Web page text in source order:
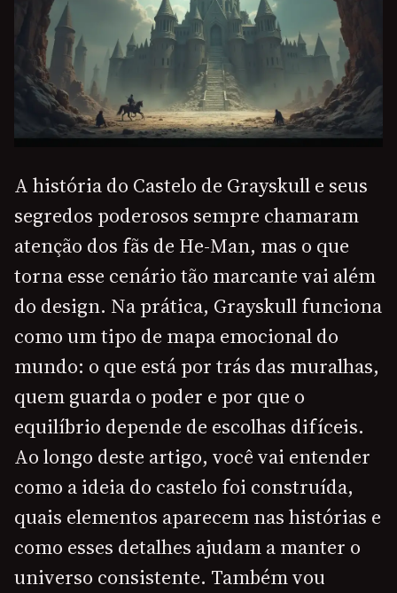
A história do Castelo de Grayskull e seus
segredos poderosos sempre chamaram
atenção dos fãs de He-Man, mas o que
torna esse cenário tão marcante vai além
do design. Na prática, Grayskull funciona
como um tipo de mapa emocional do
mundo: o que está por trás das muralhas,
quem guarda o poder e por que o
equilíbrio depende de escolhas difíceis.
Ao longo deste artigo, você vai entender
como a ideia do castelo foi construída,
quais elementos aparecem nas histórias e
como esses detalhes ajudam a manter o
universo consistente. Também vou